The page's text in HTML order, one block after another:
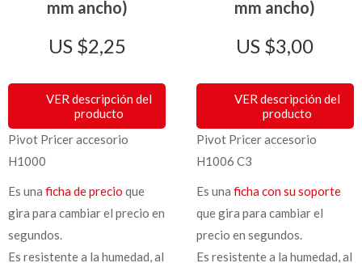
mm ancho)
$2,25
VER descripción del
producto
Pivot Pricer accesorio
H1000
Es una ficha de precio que
gira para cambiar el precio en
segundos.
Es resistente a la humedad, al
mm ancho)
$3,00
VER descripción del
producto
Pivot Pricer accesorio
H1006 C3
Es una ficha con su soporte
que gira para cambiar el
precio en segundos.
Es resistente a la humedad, al